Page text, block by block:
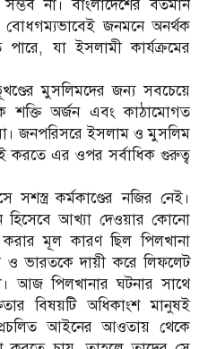
না। বাংলাদেশের বর্তমান
জনমনে অনর্থক
যা ইসলামী কার্যক্রমের
মুসলিমদের জন্য সবচেয়ে
শক্তি অর্জন এবং কাঠামোগত
জনপরিসরে ইসলাম ও মুসলিম
করতে এর ওপর সর্বাধিক গুরুত্ব
সশস্ত্র কর্মকাণ্ডের নজির নেই।
হিসেবে আখ্যা দেওয়ার কোনো
করার মূল কারণ ছিল পিলখানা
ও ভারতকে দায়ী করে লিফলেট
আজ পিলখানার ঘটনার সাথে
বিষয়টি অধিকাংশ মানুষই
আইনের আওতায় থেকে